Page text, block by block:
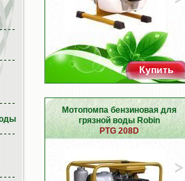
Купить
Мотопомпа бензиновая для
грязной воды Robin
PTG 208D